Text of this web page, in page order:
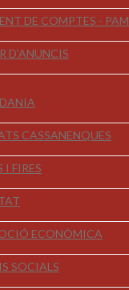
DE COMPTES - PAM
D'ANUNCIS
CASSANENQUES
I FIRES
ECONÒMICA
SOCIALS